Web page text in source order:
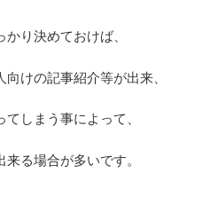
り決めておけば、
けの記事紹介等が出来、
しまう事によって、
る場合が多いです。